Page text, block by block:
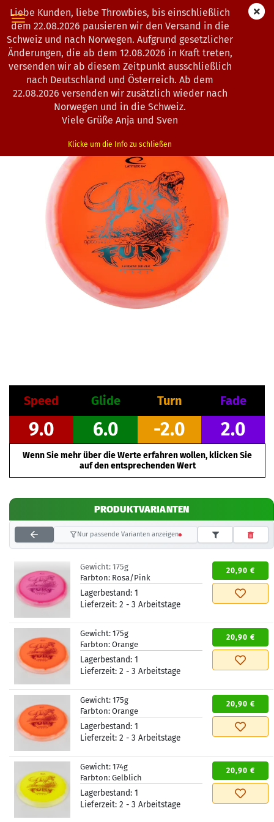
Liebe Kunden, liebe Throwbies, bis einschließlich
dem 22.08.2026 pausieren wir den Versand in die
Schweiz und nach Norwegen. Aufgrund gesetzlicher
Änderungen, die ab dem 12.08.2026 in Kraft treten,
versenden wir ab diesem Zeitpunkt ausschließlich
nach Deutschland und Österreich. Ab dem
22.08.2026 versenden wir zusätzlich wieder nach
Norwegen und in die Schweiz.
Viele Grüße Anja und Sven
Klicke um die Info zu schließen
« Erster « zurück weiter »
Letzter »
Artikel in dieser Kategorie
Latitude 64° | Fury | Opto | Orbit
0203247 )
Speed Glide Turn Fade
9.0 6.0 -2.0 2.0
Wenn Sie mehr über die Werte erfahren wollen, klicken Sie
auf den entsprechenden Wert
PRODUKTVARIANTEN
Nur passende Varianten anzeigen
Gewicht: 175g
Farbton: Rosa/Pink
Lagerbestand: 1
Lieferzeit: 2 - 3 Arbeitstage
20,90 €
Gewicht: 175g
Farbton: Orange
Lagerbestand: 1
Lieferzeit: 2 - 3 Arbeitstage
20,90 €
Gewicht: 175g
Farbton: Orange
Lagerbestand: 1
Lieferzeit: 2 - 3 Arbeitstage
20,90 €
Gewicht: 174g
Farbton: Gelblich
Lagerbestand: 1
Lieferzeit: 2 - 3 Arbeitstage
20,90 €